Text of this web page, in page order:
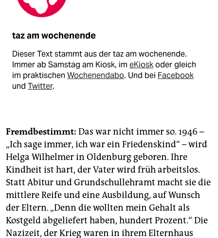
taz am wochenende
Dieser Text stammt aus der taz am wochenende.
Immer ab Samstag am Kiosk, im eKioskoder gleich
im praktischen Wochenendabo. Und bei Facebook
und Twitter.
Fremdbestimmt: Das war nicht immer so. 1946 –
„Ich sage immer, ich war ein Friedenskind“ – wird
Helga Wilhelmer in Oldenburg geboren. Ihre
Kindheit ist hart, der Vater wird früh arbeitslos.
Statt Abitur und Grundschullehramt macht sie die
mittlere Reife und eine Ausbildung, auf Wunsch
der Eltern. „Denn die wollten mein Gehalt als
Kostgeld abgeliefert haben, hundert Prozent.“ Die
Nazizeit, der Krieg waren in ihrem Elternhaus